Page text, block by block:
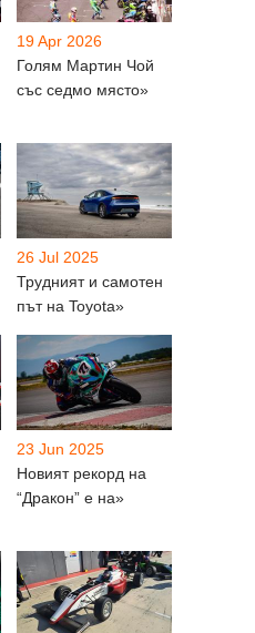
19 Apr 2026
Голям Мартин Чой
със седмо място»
26 Jul 2025
Трудният и самотен
път на Toyota»
23 Jun 2025
Новият рекорд на
“Дракон” е на»